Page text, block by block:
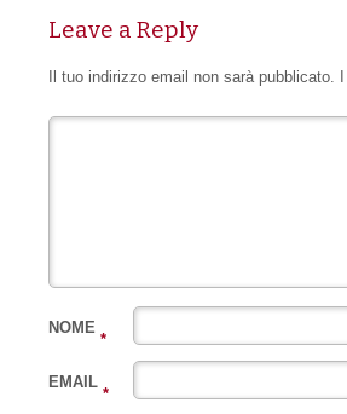
Leave a Reply
Il tuo indirizzo email non sarà pubblicato.
NOME
*
EMAIL
*